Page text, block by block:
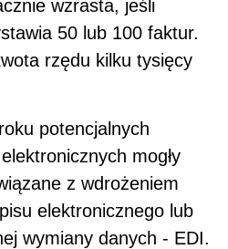
wzrasta, jeśli
50 lub 100 faktur.
rzędu kilku tysięcy
potencjalnych
mogły
z wdrożeniem
elektronicznego lub
wymiany danych - EDI.